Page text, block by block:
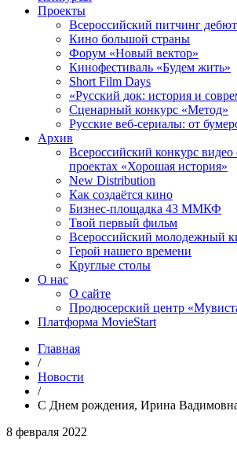
Проекты
Всероссийский питчинг
Кино большой страны
Форум «Новый вектор»
Кинофестиваль «Будем жить»
Short Film Days
«Русский док: история и
Сценарный конкурс «Метод»
Русские веб-сериалы: от
Архив
Всероссийский конкурс
проектах «Хорошая история»
New Distribution
Как создаётся кино
Бизнес-площадка 43 ММКФ
Твой первый фильм
Всероссийский молодежный
Герой нашего времени
Круглые столы
О нас
О сайте
Продюсерский центр
Платформа MovieStart
Главная
/
Новости
/
С Днем рождения, Ирина
8 февраля 2022